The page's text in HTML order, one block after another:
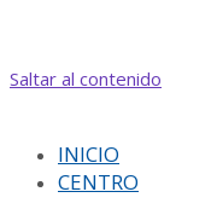
Saltar al contenido
INICIO
CENTRO